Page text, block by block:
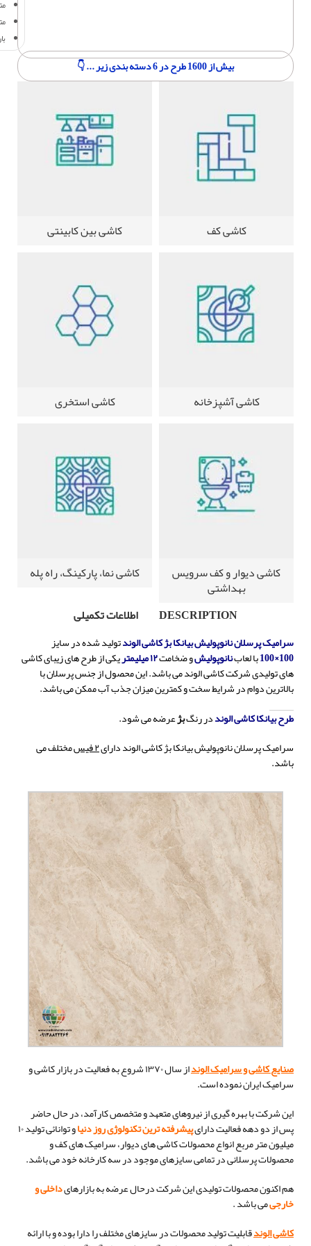
بیش از 1600 طرح در 6 دسته بندی زیر ... 👇
کاشی کف کاشی بین کابینتی
کاشی آشپزخانه کاشی استخری
کاشی دیوار و کف سرویس
بهداشتی
کاشی نما، پارکینگ، راه پله
DESCRIPTION
اطلاعات تکمیلی
سرامیک پرسلان نانوپولیش بیانکا بژ کاشی الوندتولید شده در سایز
100×100 با لعابنانوپولیشو ضخامت۱۲ میلیمتر یکی از طرح های زیبای کاشی
های تولیدی شرکت کاشی الوند می باشد. این محصول از جنس پرسلان با
بالاترین دوام در شرایط سخت و کمترین میزان جذب آب ممکن می باشد.
طرح بیانکا کاشی الونددر رنگبژعرضه می شود.
سرامیک پرسلان نانوپولیش بیانکا بژ کاشی الوند دارای۲ فیس مختلف می
باشد.
صنایع کاشی و سرامیک الوند از سال ۱۳۷۰ شروع به فعالیت در بازار کاشی و
سرامیک ایران نموده است.
این شرکت با بهره گیری از نیروهای متعهد و متخصص کارآمد، در حال حاضر
پس از دو دهه فعالیت دارایپیشرفته ترین تکنولوژی روز دنیا و توانائی تولید ۱۰
میلیون متر مربع انواع محصولات کاشی های دیوار، سرامیک های کف و
محصولات پرسلانی در تمامی سایزهای موجود در سه کارخانه خود می باشد.
هم اکنون محصولات تولیدی این شرکت درحال عرضه به بازارهایداخلی و
خارجیمی باشد .
کاشی الوندقابلیت تولید محصولات در سایزهای مختلف را دارا بوده و با ارائه